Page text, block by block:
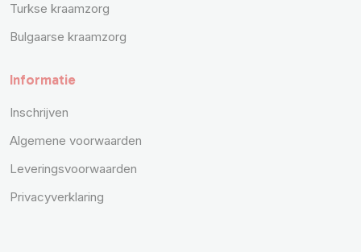
Turkse kraamzorg
Bulgaarse kraamzorg
Informatie
Inschrijven
Algemene voorwaarden
Leveringsvoorwaarden
Privacyverklaring